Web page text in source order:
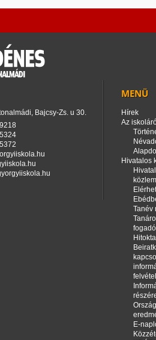
Bajcsy-Zs. u 30.
MENÜ
Hírek
Az
Hivatalos
Tanév
E-